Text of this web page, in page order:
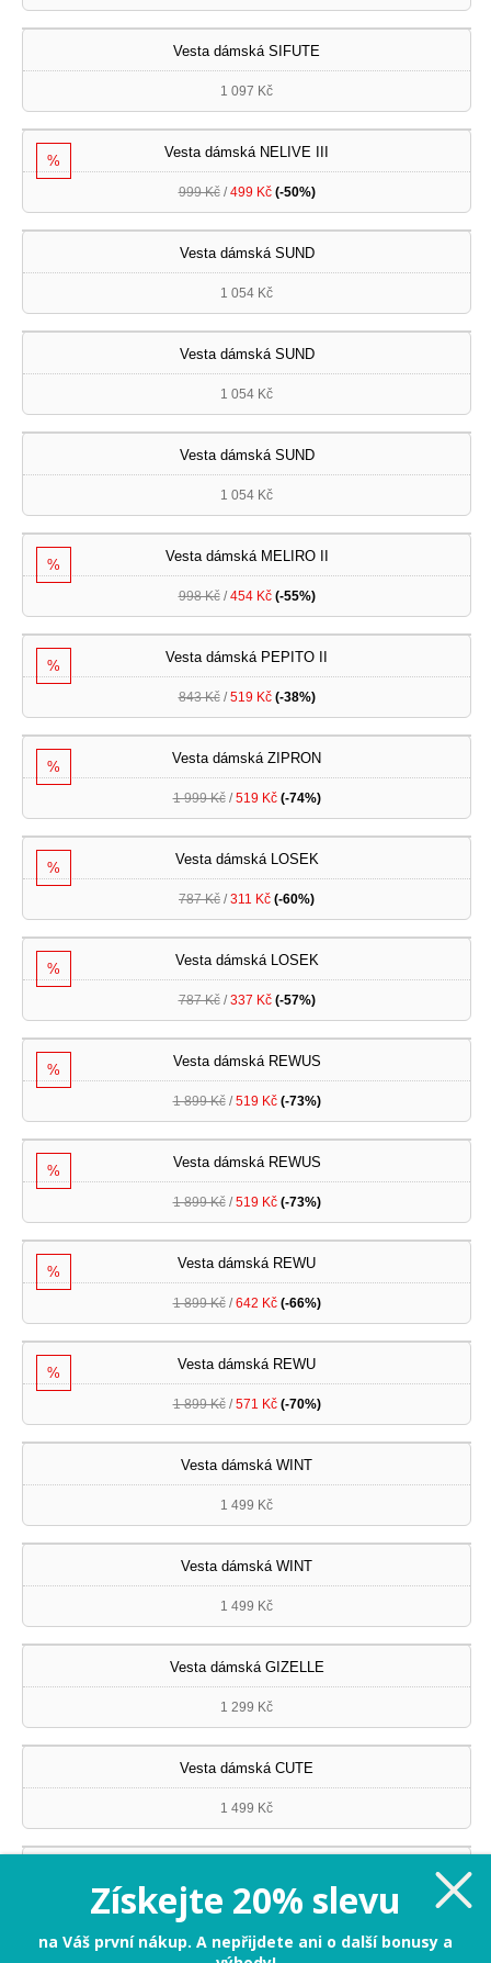
Vesta dámská SIFUTE
1 097 Kč
%
Vesta dámská NELIVE III
999 Kč/499 Kč (-50%)
Vesta dámská SUND
1 054 Kč
Vesta dámská SUND
1 054 Kč
Vesta dámská SUND
1 054 Kč
%
Vesta dámská MELIRO II
998 Kč/454 Kč (-55%)
%
Vesta dámská PEPITO II
843 Kč/519 Kč (-38%)
%
Vesta dámská ZIPRON
1 999 Kč/519 Kč (-74%)
%
Vesta dámská LOSEK
787 Kč /311 Kč (-60%)
%
Vesta dámská LOSEK
787 Kč/337 Kč (-57%)
%
Vesta dámská REWUS
1 899 Kč/519 Kč (-73%)
%
Vesta dámská REWUS
1 899 Kč/519 Kč (-73%)
%
Vesta dámská REWU
1 899 Kč/642 Kč (-66%)
%
Vesta dámská REWU
1 899 Kč/571 Kč (-70%)
Vesta dámská WINT
1 499 Kč
Vesta dámská WINT
1 499 Kč
Vesta dámská GIZELLE
1 299 Kč
Vesta dámská CUTE
1 499 Kč
1 499 Kč
Získejte 20% slevu
na Váš první nákup. A nepřijdete ani o další bonusy a